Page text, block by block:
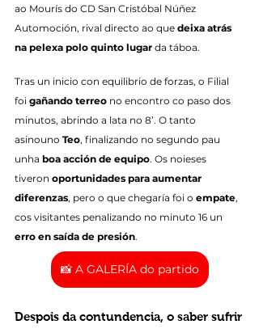
ao Mourís do CD San Cristóbal Núñez
Automoción, rival directo ao que deixa atrás
na pelexa polo quinto lugar da táboa.
Tras un inicio con equilibrio de forzas, o Filial
foi gañando terreo no encontro co paso dos
minutos, abrindo a lata no 8’. O tanto
asinouno Teo, finalizando no segundo pau
unha boa acción de equipo. Os noieses
tiveron oportunidades para aumentar
diferenzas, pero o que chegaría foi o empate,
cos visitantes penalizando no minuto 16 un
erro en saída de presión.
📸 A GALERÍA do partido
Despois da contundencia, o saber sufrir